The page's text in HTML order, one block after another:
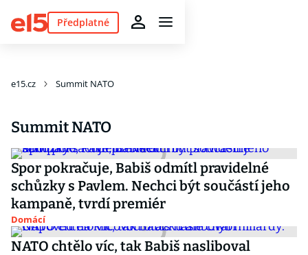
Předplatné
e15.cz Summit NATO
Summit NATO
Spor pokračuje, Babiš odmítl pravidelné
schůzky s Pavlem. Nechci být součástí jeho
kampaně, tvrdí premiér
Domácí
NATO chtělo víc, tak Babiš nasliboval